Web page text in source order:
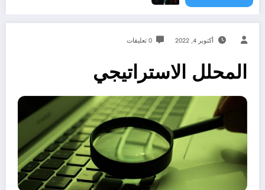
أكتوبر 4, 2022 0 تعليقات
المحلل الاستراتيجي